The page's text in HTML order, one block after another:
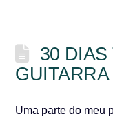
30
GUITARRA
Uma parte do meu